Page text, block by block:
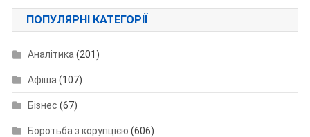
ПОПУЛЯРНІ КАТЕГОРІЇ
Аналітика (201)
Афіша (107)
Бізнес (67)
Боротьба з корупцією (606)